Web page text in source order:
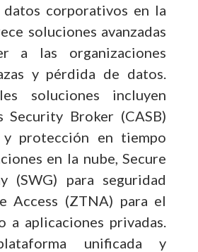
datos corporativos en la
soluciones avanzadas
a las organizaciones
y pérdida de datos.
soluciones incluyen
Security Broker (CASB)
protección en tiempo
en la nube, Secure
(SWG) para seguridad
Access (ZTNA) para el
a aplicaciones privadas.
unificada y